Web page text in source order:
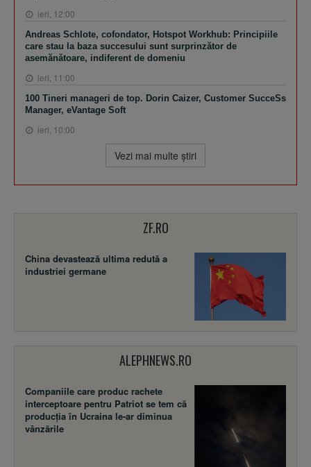
ieri, 12:00
Andreas Schlote, cofondator, Hotspot Workhub: Principiile
care stau la baza succesului sunt surprinzător de
asemănătoare, indiferent de domeniu
ieri, 11:00
100 Tineri manageri de top. Dorin Caizer, Customer SucceSs
Manager, eVantage Soft
ieri, 10:00
Vezi mai multe ştiri
ZF.RO
China devastează ultima redută a
industriei germane
ALEPHNEWS.RO
Companiile care produc rachete
interceptoare pentru Patriot se tem că
producția în Ucraina le-ar diminua
vânzările